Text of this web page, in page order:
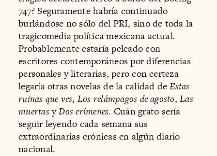
747? Seguramente habría continuado
burlándose no sólo del PRI, sino de toda la
tragicomedia política mexicana actual.
Probablemente estaría peleado con
escritores contemporáneos por diferencias
personales y literarias, pero con certeza
legaría otras novelas de la calidad deEstas
ruinas que ves, Los relámpagos de agosto,Las
muertasyDos crímenes. Cuán grato sería
seguir leyendo cada semana sus
extraordinarias crónicas en algún diario
nacional.